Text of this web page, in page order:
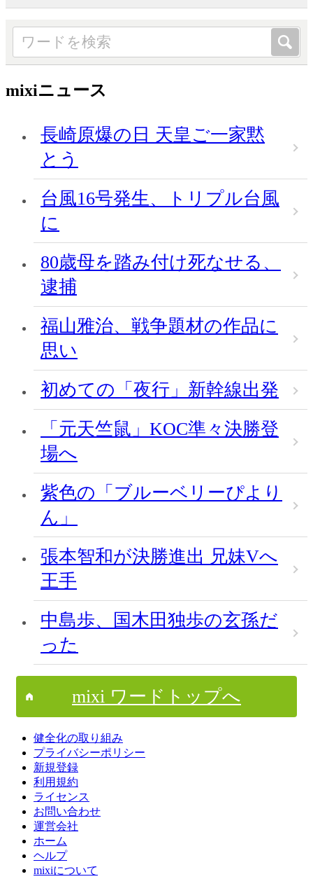
mixiニュース
長崎原爆の日 天皇ご一家黙
とう
台風16号発生、トリプル台風
に
80歳母を踏み付け死なせる、
逮捕
福山雅治、戦争題材の作品に
思い
初めての「夜行」新幹線出発
「元天竺鼠」KOC準々決勝登
場へ
紫色の「ブルーベリーぴより
ん」
張本智和が決勝進出 兄妹Vへ
王手
中島歩、国木田独歩の玄孫だ
った
mixi ワードトップへ
健全化の取り組み
プライバシーポリシー
新規登録
利用規約
ライセンス
お問い合わせ
運営会社
ホーム
ヘルプ
mixiについて